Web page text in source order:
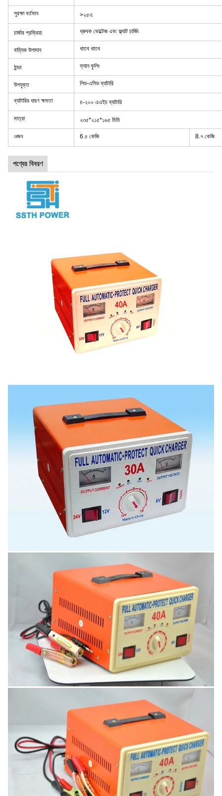
সুরক্ষা বর্তমান >২৫এ
চার্জার প্রক্রিয়া ধ্রুবক ভোল্টেজ এবং ফ্ল্যাট চার্জিং
বাহ্যিক উপাদান ধাতব ধাতব
ঠান্ডা ফ্যান কুলিং
উপযুক্ত লিড-এসিড ব্যাটারি
ব্যাটারির ধারণ ক্ষমতা ৪-২০০ এএইচ ব্যাটারি
মাত্রা ২৩৫*২১৫*১৬৫ মিমি
ওজন 6.৫ কেজি 8.৭ কেজি
পণ্যের বিবরণ